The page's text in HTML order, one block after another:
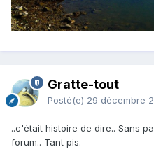
Gratte-tout
Posté(e) 29 décembre
..c'était histoire de dire.. Sans
forum.. Tant pis.